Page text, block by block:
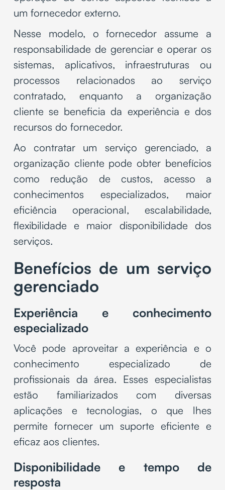
um fornecedor externo.
Nesse modelo, o fornecedor assume a
responsabilidade de gerenciar e operar os
sistemas, aplicativos, infraestruturas ou
processos relacionados ao serviço
contratado, enquanto a organização
cliente se beneficia da experiência e dos
recursos do fornecedor.
Ao contratar um serviço gerenciado, a
organização cliente pode obter benefícios
como redução de custos, acesso a
conhecimentos especializados, maior
eficiência operacional, escalabilidade,
flexibilidade e maior disponibilidade dos
serviços.
Benefícios de um serviço
gerenciado
Experiência e conhecimento
especializado
Você pode aproveitar a experiência e o
conhecimento especializado de
profissionais da área. Esses especialistas
estão familiarizados com diversas
aplicações e tecnologias, o que lhes
permite fornecer um suporte eficiente e
eficaz aos clientes.
Disponibilidade e tempo de
resposta